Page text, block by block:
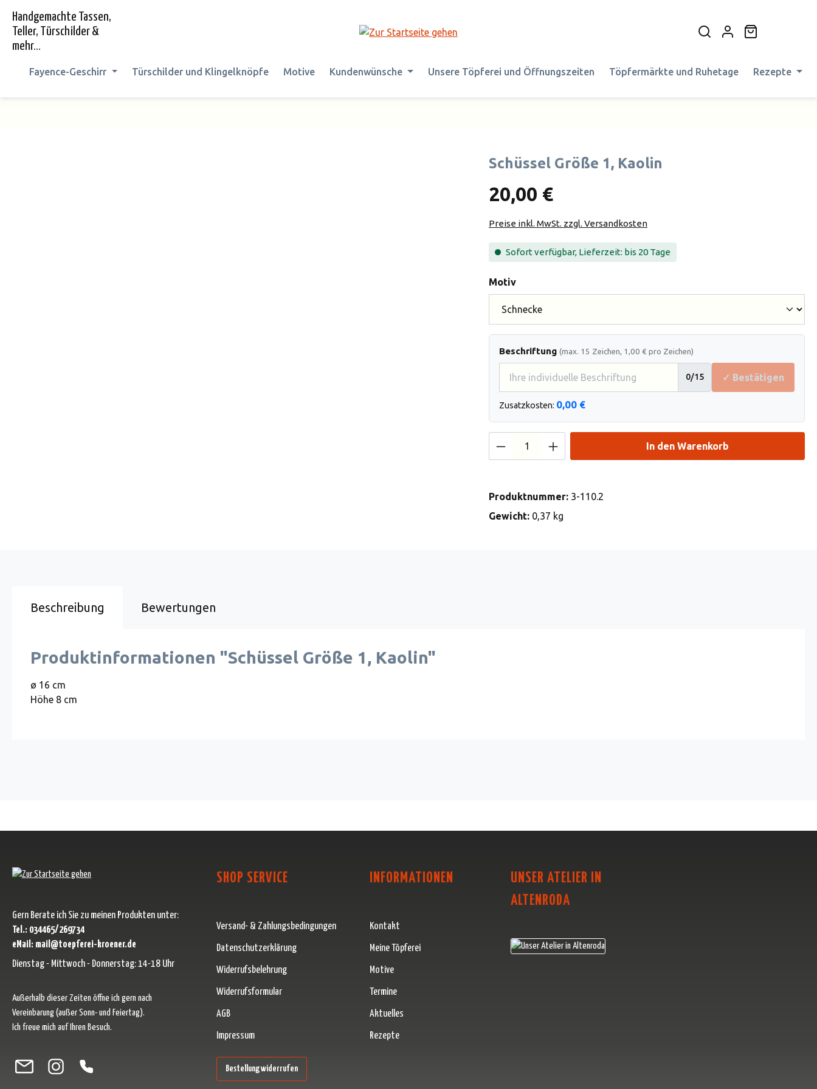
Zur Hauptnavigation springen
Handgemachte Tassen,
Teller, Türschilder &
mehr...
Fayence-Geschirr Türschilder und Klingelknöpfe Motive Kundenwünsche Unsere Töpferei und Öffnungszeiten Töpfermärkte und Ruhetage Rezepte
Schüssel Größe 1, Kaolin
20,00 €
Preise inkl. MwSt. zzgl. Versandkosten
Sofort verfügbar, Lieferzeit: bis 20 Tage
Motivauswählen
Beschriftung (max. 15 Zeichen, 1,00 € pro Zeichen)
0/15 ✓ Bestätigen
Zusatzkosten: 0,00 €
Produkt Anzahl: Gib den gewünschten Wert
In den Warenkorb
Produktnummer: 3-110.2
Gewicht: 0,37 kg
Beschreibung Bewertungen
Produktinformationen "Schüssel Größe 1, Kaolin"
ø 16 cm
Höhe 8 cm
Gern Berate ich Sie zu meinen Produkten unter:
Tel.: 034465/269734
eMail: mail@toepferei-kroener.de
Dienstag - Mittwoch - Donnerstag: 14-18 Uhr
Außerhalb dieser Zeiten öffne ich gern nach
Vereinbarung (außer Sonn- und Feiertag).
Ich freue mich auf Ihren Besuch.
Besuche uns auf Facebook – öffnet in neuem Tab (externer Link)
Schau auf Instagram vorbei – öffnet in neuem Tab (externer Link)
Lass dich auf Pinterest inspirieren – öffnet in neuem Tab (externer Link)
Folge uns auf X – öffnet in neuem Tab (externer Link)
SHOP SERVICE
Versand- & Zahlungsbedingungen
Datenschutzerklärung
Widerrufsbelehrung
Widerrufsformular
AGB
Impressum
Bestellung widerrufen
INFORMATIONEN
Kontakt
Meine Töpferei
Motive
Termine
Aktuelles
Rezepte
UNSER ATELIER IN
ALTENRODA